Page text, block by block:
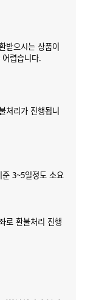
받으시는 상품이
렵습니다.
처리가 진행됩니
3~5일정도 소요
로 환불처리 진행